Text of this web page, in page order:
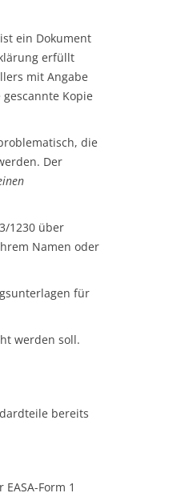
ein Dokument
erfüllt
mit Angabe
Kopie
die
Der
1230 über
Namen oder
für
werden soll.
bereits
Form 1